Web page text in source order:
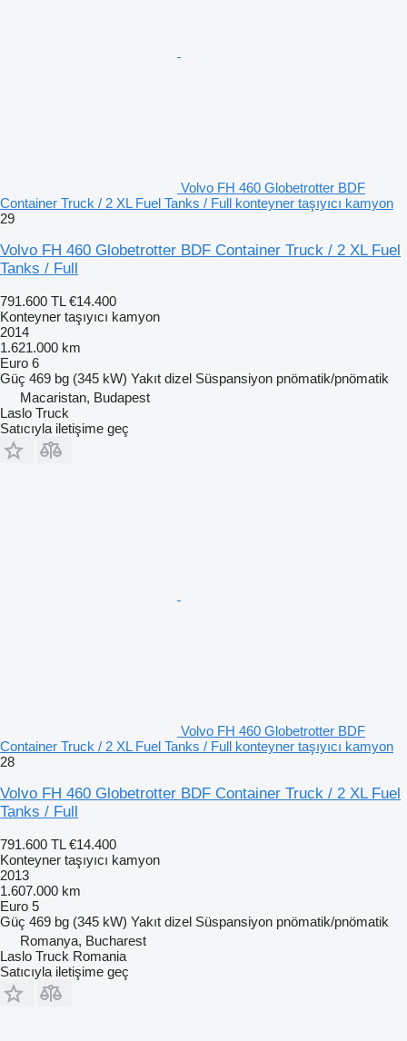
Volvo FH 460 Globetrotter BDF
Container Truck / 2 XL Fuel Tanks / Full konteyner taşıyıcı kamyon
29
Volvo FH 460 Globetrotter BDF Container Truck / 2 XL Fuel
Tanks / Full
791.600 TL €14.400
Konteyner taşıyıcı kamyon
2014
1.621.000 km
Euro 6
Güç 469 bg (345 kW) Yakıt dizel Süspansiyon pnömatik/pnömatik
Macaristan, Budapest
Laslo Truck
Satıcıyla iletişime geç
Volvo FH 460 Globetrotter BDF
Container Truck / 2 XL Fuel Tanks / Full konteyner taşıyıcı kamyon
28
Volvo FH 460 Globetrotter BDF Container Truck / 2 XL Fuel
Tanks / Full
791.600 TL €14.400
Konteyner taşıyıcı kamyon
2013
1.607.000 km
Euro 5
Güç 469 bg (345 kW) Yakıt dizel Süspansiyon pnömatik/pnömatik
Romanya, Bucharest
Laslo Truck Romania
Satıcıyla iletişime geç